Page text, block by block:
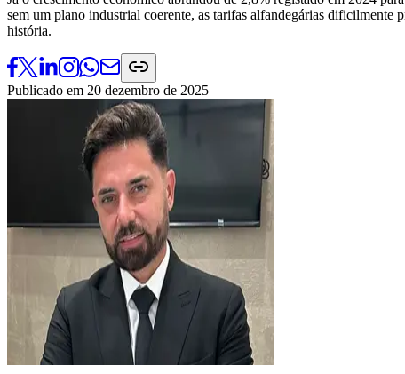
sem um plano industrial coerente, as tarifas alfandegárias
história.
Publicado em 20 dezembro de 2025